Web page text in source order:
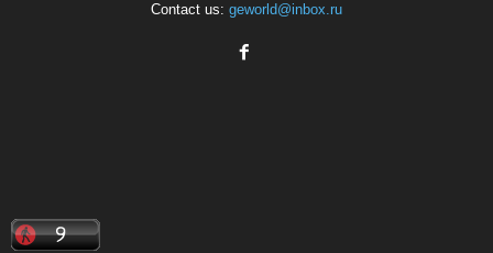
Contact us: geworld@inbox.ru